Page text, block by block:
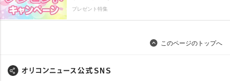
プレゼント特集
このページのトップへ